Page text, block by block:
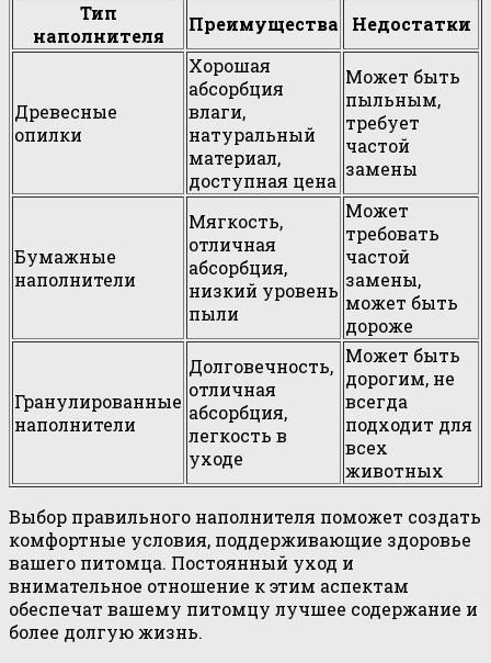
Тип
наполнителя
Преимущества Недостатки
Древесные
опилки
Хорошая
абсорбция
влаги,
натуральный
материал,
доступная цена
Может быть
пыльным,
требует
частой
замены
Бумажные
наполнители
Мягкость,
отличная
абсорбция,
низкий уровень
пыли
Может
требовать
частой
замены,
может быть
дороже
Гранулированные
наполнители
Долговечность,
отличная
абсорбция,
легкость в
уходе
Может быть
дорогим, не
всегда
подходит для
всех
животных
Выбор правильного наполнителя поможет создать
комфортные условия, поддерживающие здоровье
вашего питомца. Постоянный уход и
внимательное отношение к этим аспектам
обеспечат вашему питомцу лучшее содержание и
более долгую жизнь.